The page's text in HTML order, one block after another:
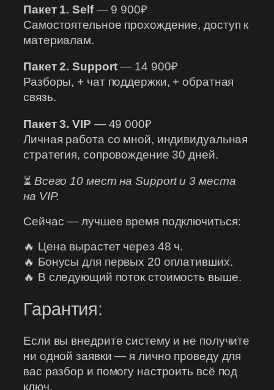
Пакет 1. Self— 9 900₽
Самостоятельное прохождение, доступ к
материалам.
Пакет 2. Support— 14 900₽
Разборы, + чат поддержки, + обратная
связь.
Пакет 3. VIP — 49 000₽
Личная работа со мной, индивидуальная
стратегия, сопровождение 30 дней.
⏳ Всего 10 мест на Support и 3 места
на VIP.
Сейчас — лучшее время подключиться:
🔥 Цена вырастет через 48 ч.
🔥 Бонусы для первых 20 оплативших.
🔥 В следующий поток стоимость выше.
Гарантия:
Если вы внедрите систему и не получите
ни одной заявки — я лично проведу для
вас разбор и помогу настроить всё под
ключ.